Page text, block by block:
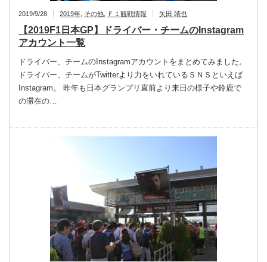
2019/9/28 2019年 その他 Ｆ１観戦情報 矢田 靖也
【2019F1日本GP】ドライバー・チームのInstagram
アカウント一覧
ドライバー、チームのInstagramアカウントをまとめてみました。
ドライバー、チームがTwitterより力をいれているＳＮＳといえば
Instagram。 昨年も日本グランプリ直前より来日の様子や鈴鹿で
の滞在の…